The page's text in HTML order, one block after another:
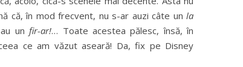
că, în mod frecvent, nu s-ar auzi câte un la
un fir-ar!… Toate acestea pălesc, însă, în
ce am văzut aseară! Da, fix pe Disney